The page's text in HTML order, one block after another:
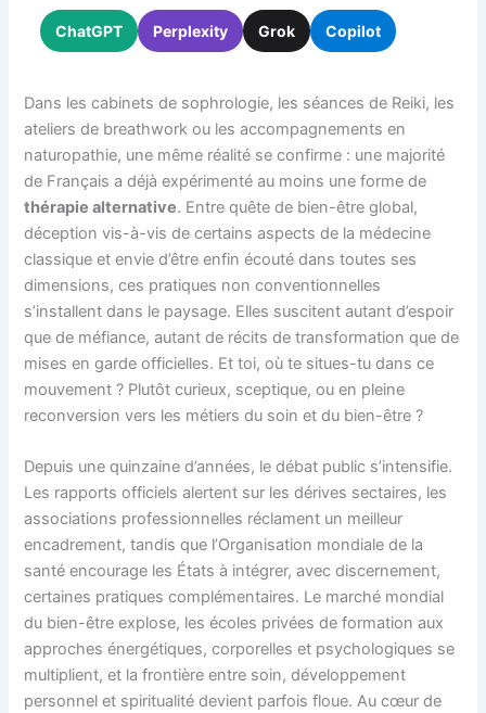
ChatGPT Perplexity Grok Copilot
Dans les cabinets de sophrologie, les séances de Reiki, les
ateliers de breathwork ou les accompagnements en
naturopathie, une même réalité se confirme : une majorité
de Français a déjà expérimenté au moins une forme de
thérapie alternative. Entre quête de bien-être global,
déception vis-à-vis de certains aspects de la médecine
classique et envie d’être enfin écouté dans toutes ses
dimensions, ces pratiques non conventionnelles
s’installent dans le paysage. Elles suscitent autant d’espoir
que de méfiance, autant de récits de transformation que de
mises en garde officielles. Et toi, où te situes-tu dans ce
mouvement ? Plutôt curieux, sceptique, ou en pleine
reconversion vers les métiers du soin et du bien-être ?
Depuis une quinzaine d’années, le débat public s’intensifie.
Les rapports officiels alertent sur les dérives sectaires, les
associations professionnelles réclament un meilleur
encadrement, tandis que l’Organisation mondiale de la
santé encourage les États à intégrer, avec discernement,
certaines pratiques complémentaires. Le marché mondial
du bien-être explose, les écoles privées de formation aux
approches énergétiques, corporelles et psychologiques se
multiplient, et la frontière entre soin, développement
personnel et spiritualité devient parfois floue. Au cœur de